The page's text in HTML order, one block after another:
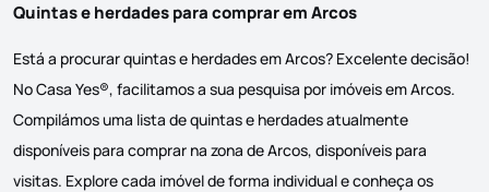
Quintas e herdades para comprar em Arcos
Está a procurar quintas e herdades em Arcos? Excelente decisão!
No Casa Yes®, facilitamos a sua pesquisa por imóveis em Arcos.
Compilámos uma lista de quintas e herdades atualmente
disponíveis para comprar na zona de Arcos, disponíveis para
visitas. Explore cada imóvel de forma individual e conheça os